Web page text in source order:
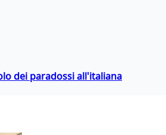
dei paradossi all'italiana